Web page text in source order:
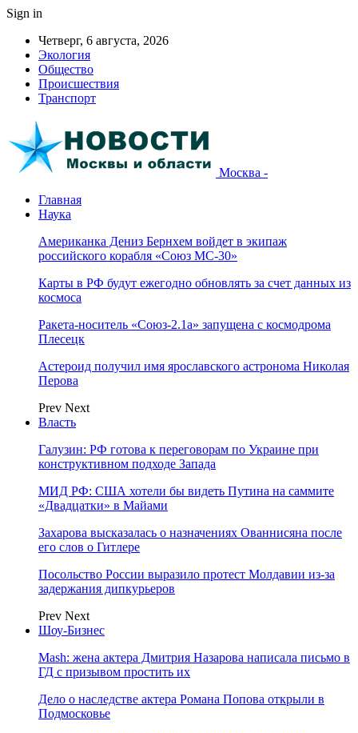
Sign in
Четверг, 6 августа, 2026
Экология
Общество
Происшествия
Транспорт
Москва -
Главная
Наука
Американка Дениз Бернхем войдет в экипаж
российского корабля «Союз МС-30»
Карты в РФ будут ежегодно обновлять за счет данных из
космоса
Ракета-носитель «Союз-2.1а» запущена с космодрома
Плесецк
Астероид получил имя ярославского астронома Николая
Перова
Prev Next
Власть
Галузин: РФ готова к переговорам по Украине при
конструктивном подходе Запада
МИД РФ: США хотели бы видеть Путина на саммите
«Двадцатки» в Майами
Захарова высказалась о назначениях Ованнисяна после
его слов о Гитлере
Посольство России выразило протест Молдавии из-за
задержания дипкурьеров
Prev Next
Шоу-Бизнес
Mash: жена актера Дмитрия Назарова написала письмо в
ГД с призывом простить их
Дело о наследстве актера Романа Попова открыли в
Подмосковье